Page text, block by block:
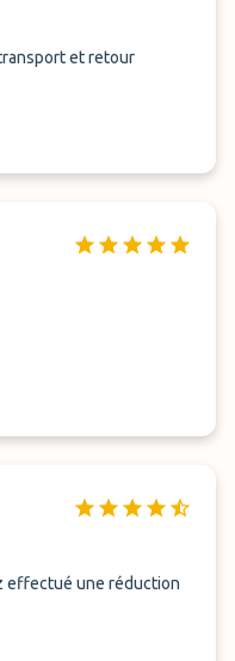
et retour
effectué une réduction